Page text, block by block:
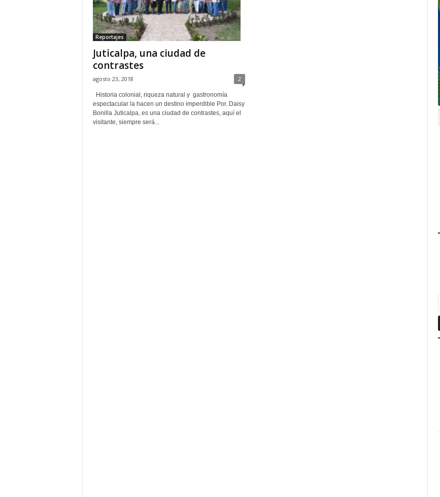
Reportajes
Juticalpa, una ciudad de
contrastes
agosto 23, 2018 2
Historia colonial, riqueza natural y gastronomía
espectacular la hacen un destino imperdible Por. Daisy
Bonilla Juticalpa, es una ciudad de contrastes, aquí el
visitante, siempre será...